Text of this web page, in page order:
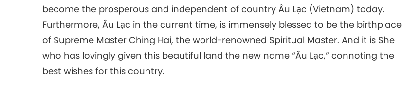
become the prosperous and independent of country Âu Lạc (Vietnam) today.
Furthermore, Âu Lạc in the current time, is immensely blessed to be the birthplace
of Supreme Master Ching Hai, the world-renowned Spiritual Master. And it is She
who has lovingly given this beautiful land the new name “Âu Lạc,” connoting the
best wishes for this country.